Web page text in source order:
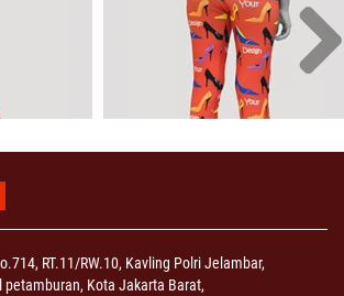
RT.11/RW.10, Kavling Polri Jelambar,
petamburan, Kota Jakarta Barat,